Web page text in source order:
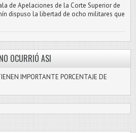
de Apelaciones de la Corte Superior de
dispuso la libertad de ocho militares que
NO OCURRIÓ ASI
IMPORTANTE PORCENTAJE DE